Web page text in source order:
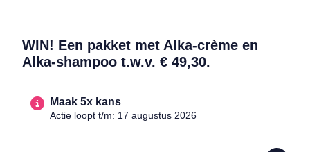
WIN! Een pakket met Alka-crème en
Alka-shampoo t.w.v. € 49,30.
Maak 5x kans
Actie loopt t/m: 17 augustus 2026